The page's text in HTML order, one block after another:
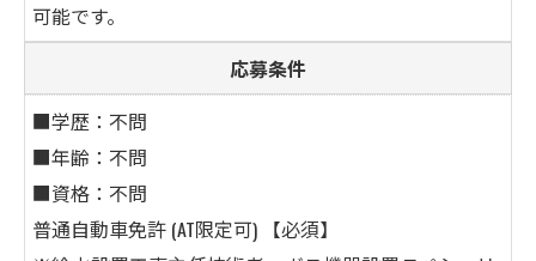
可能です。
応募条件
■学歴：不問
■年齢：不問
■資格：不問
普通自動車免許 (AT限定可) 【必須】